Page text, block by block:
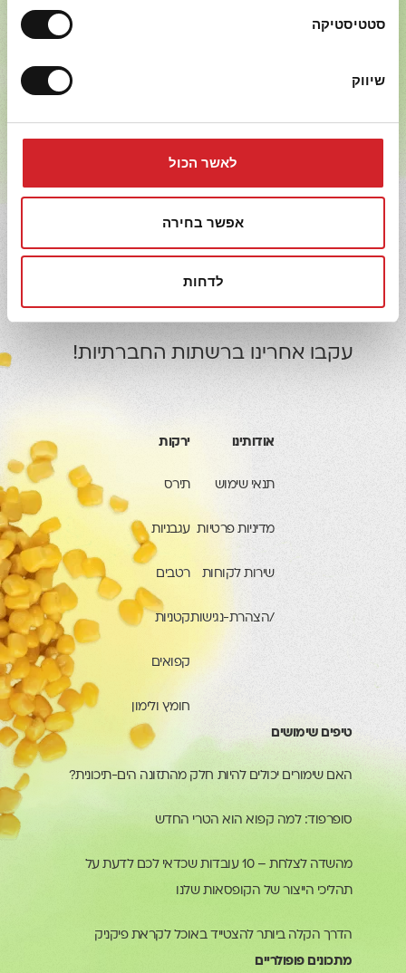
סטטיסטיקה
שיווק
לאשר הכול
אפשר בחירה
לדחות
יותר בריא
עקבו אחרינו ברשתות החברתיות!
אודותינו
תנאי שימוש
מדיניות פרטיות
שירות לקוחות
/הצהרת-נגישות
ירקות
תירס
עגבניות
רטבים
קטניות
קפואים
חומץ ולימון
טיפים שימושים
האם שימורים יכולים להיות חלק מהתזונה הים-תיכונית?
סופרפוד: למה קפוא הוא הטרי החדש
מהשדה לצלחת – 10 עובדות שכדאי לכם לדעת על
תהליכי הייצור של הקופסאות שלנו
הדרך הקלה ביותר להצטייד באוכל לקראת פיקניק
מתכונים פופולריים